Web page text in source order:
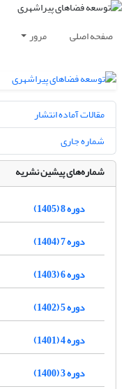
صفحه اصلی مرور
مقالات آماده انتشار
شماره جاری
شماره‌های پیشین نشریه
دوره 8 (1405)
دوره 7 (1404)
دوره 6 (1403)
دوره 5 (1402)
دوره 4 (1401)
دوره 3 (1400)